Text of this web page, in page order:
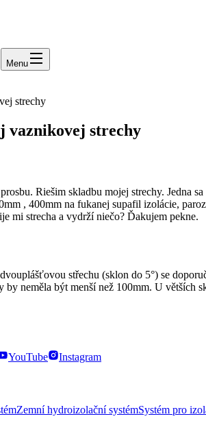
Menu
strechy
vaznikovej strechy
Riešim skladbu mojej strechy. Jedna
, 400mm na fukanej supafil izolácie,
mi strecha a vydrží niečo? Ďakujem pekne.
střechu (sklon do 5°) se
by neměla být menší než 100mm. U větších
YouTube Instagram
Zemní hydroizolační systémSystém pro